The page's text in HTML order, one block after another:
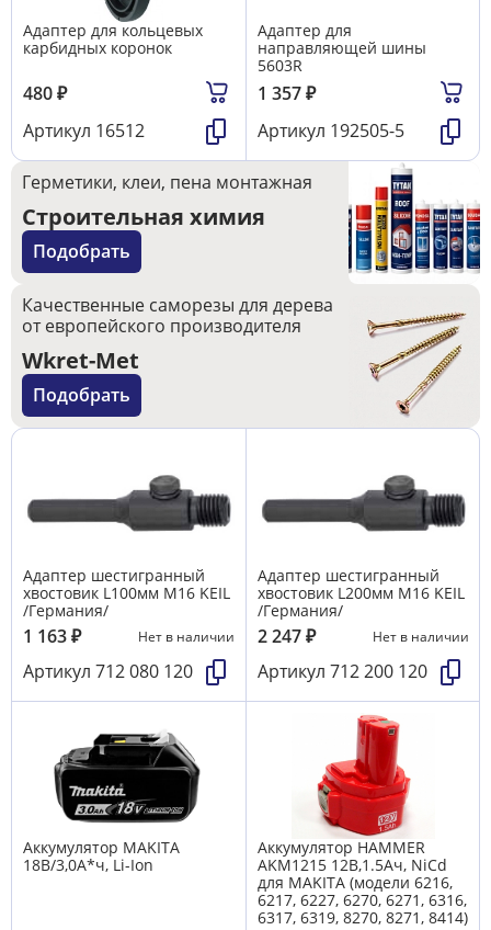
Адаптер для кольцевых
карбидных коронок
480₽
Артикул 16512
Адаптер для
направляющей шины
5603R
1 357₽
Артикул 192505-5
Герметики, клеи, пена монтажная
Строительная химия
Подобрать
Качественные саморезы для дерева
от европейского производителя
Wkret-Met
Подобрать
Адаптер шестигранный
хвостовик L100мм М16 KEIL
/Германия/
1 163₽ Нет в наличии
Артикул 712 080 120
Адаптер шестигранный
хвостовик L200мм М16 KEIL
/Германия/
2 247₽ Нет в наличии
Артикул 712 200 120
Аккумулятор MAKITA
18В/3,0А*ч, Li-Ion
Аккумулятор HAMMER
AKМ1215 12B,1.5Aч, NiCd
для MAKITA (модели 6216,
6217, 6227, 6270, 6271, 6316,
6317, 6319, 8270, 8271, 8414)